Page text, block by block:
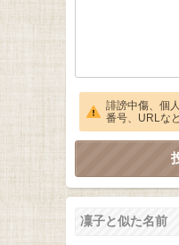
誹謗中傷、個
番号、URLな
凜子と似た名前